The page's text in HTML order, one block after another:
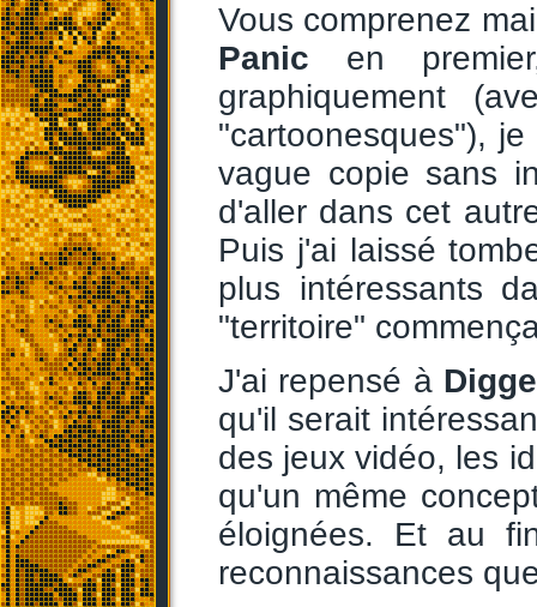
Vous comprenez
Panic en
graphiquement
"cartoonesques"),
vague copie sans
d'aller dans cet
Puis j'ai laissé
plus intéressants
"territoire"
J'ai repensé à
qu'il serait
des jeux vidéo, les
qu'un même
éloignées. Et au
reconnaissances